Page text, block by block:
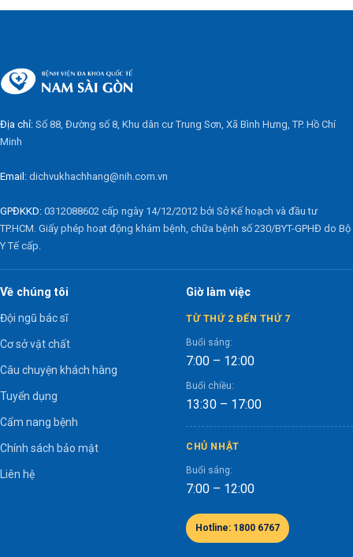
Địa chỉ: Số 88, Đường số 8, Khu dân cư Trung Sơn, Xã Bình Hưng, TP. Hồ Chí
Minh
Email: dichvukhachhang@nih.com.vn
GPĐKKD: 0312088602 cấp ngày 14/12/2012 bởi Sở Kế hoạch và đầu tư
TP.HCM. Giấy phép hoạt động khám bệnh, chữa bệnh số 230/BYT-GPHĐ do Bộ
Y Tế cấp.
Về chúng tôi
Đội ngũ bác sĩ
Cơ sở vật chất
Câu chuyện khách hàng
Tuyển dụng
Cẩm nang bệnh
Chính sách bảo mật
Liên hệ
Giờ làm việc
TỪ THỨ 2 ĐẾN THỨ 7
Buổi sáng:
7:00 – 12:00
Buổi chiều:
13:30 – 17:00
CHỦ NHẬT
Buổi sáng:
7:00 – 12:00
Hotline: 1800 6767